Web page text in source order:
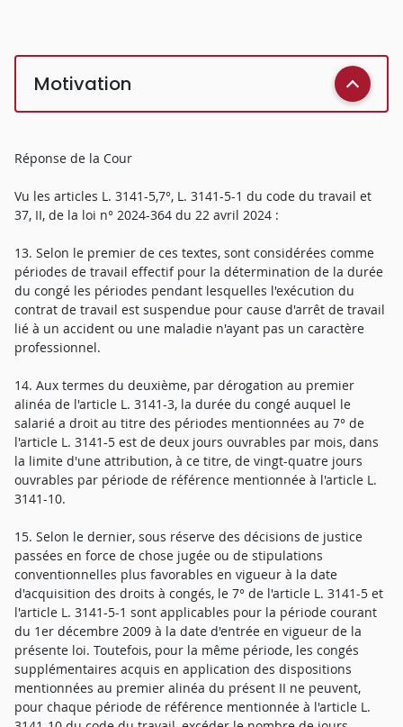
Motivation
Réponse de la Cour
Vu les articles L. 3141-5,7°, L. 3141-5-1 du code du travail et
37, II, de la loi n° 2024-364 du 22 avril 2024 :
13. Selon le premier de ces textes, sont considérées comme
périodes de travail effectif pour la détermination de la durée
du congé les périodes pendant lesquelles l'exécution du
contrat de travail est suspendue pour cause d'arrêt de travail
lié à un accident ou une maladie n'ayant pas un caractère
professionnel.
14. Aux termes du deuxième, par dérogation au premier
alinéa de l'article L. 3141-3, la durée du congé auquel le
salarié a droit au titre des périodes mentionnées au 7° de
l'article L. 3141-5 est de deux jours ouvrables par mois, dans
la limite d'une attribution, à ce titre, de vingt-quatre jours
ouvrables par période de référence mentionnée à l'article L.
3141-10.
15. Selon le dernier, sous réserve des décisions de justice
passées en force de chose jugée ou de stipulations
conventionnelles plus favorables en vigueur à la date
d'acquisition des droits à congés, le 7° de l'article L. 3141-5 et
l'article L. 3141-5-1 sont applicables pour la période courant
du 1er décembre 2009 à la date d'entrée en vigueur de la
présente loi. Toutefois, pour la même période, les congés
supplémentaires acquis en application des dispositions
mentionnées au premier alinéa du présent II ne peuvent,
pour chaque période de référence mentionnée à l'article L.